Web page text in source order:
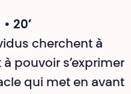
20’
cherchent à
pouvoir s’exprimer
qui met en avant